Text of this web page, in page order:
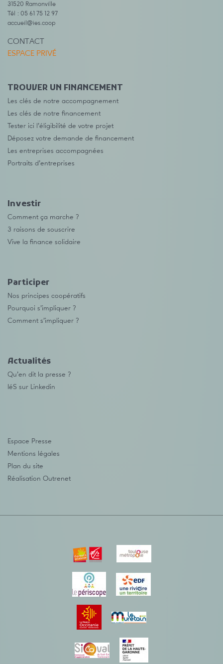
31520 Ramonville
Tél : 05 61 75 12 97
accueil@ies.coop
CONTACT
ESPACE PRIVÉ
TROUVER UN FINANCEMENT
Les clés de notre accompagnement
Les clés de notre financement
Tester ici l’éligibilité de votre projet
Déposez votre demande de financement
Les entreprises accompagnées
Portraits d’entreprises
Investir
Comment ça marche ?
3 raisons de souscrire
Vive la finance solidaire
Participer
Nos principes coopératifs
Pourquoi s’impliquer ?
Comment s’impliquer ?
Actualités
Qu’en dit la presse ?
IéS sur Linkedin
Espace Presse
Mentions légales
Plan du site
Réalisation Outrenet